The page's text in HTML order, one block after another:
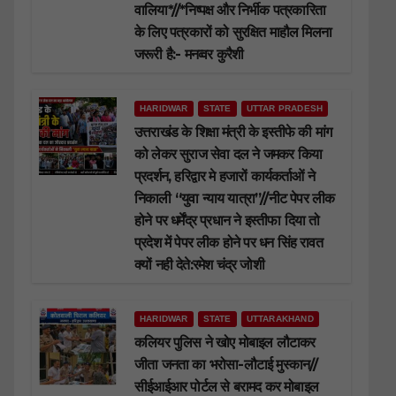
वालिया*//*निष्पक्ष और निर्भीक पत्रकारिता
के लिए पत्रकारों को सुरक्षित माहौल मिलना
जरूरी है:- मनव्वर कुरैशी
HARIDWAR STATE UTTAR PRADESH
उत्तराखंड के शिक्षा मंत्री के इस्तीफे की मांग
को लेकर सुराज सेवा दल ने जमकर किया
प्रदर्शन, हरिद्वार मे हजारों कार्यकर्ताओं ने
निकाली “युवा न्याय यात्रा”//नीट पेपर लीक
होने पर धर्मेंद्र प्रधान ने इस्तीफा दिया तो
प्रदेश में पेपर लीक होने पर धन सिंह रावत
क्यों नही देते:रमेश चंद्र जोशी
HARIDWAR STATE UTTARAKHAND
कलियर पुलिस ने खोए मोबाइल लौटाकर
जीता जनता का भरोसा-लौटाई मुस्कान//
सीईआईआर पोर्टल से बरामद कर मोबाइल